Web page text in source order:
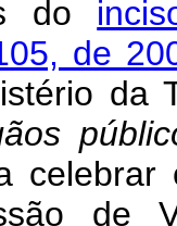
do
de
da
de